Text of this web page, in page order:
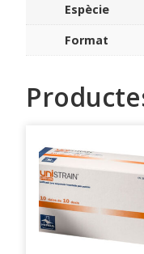
Espècie
Format